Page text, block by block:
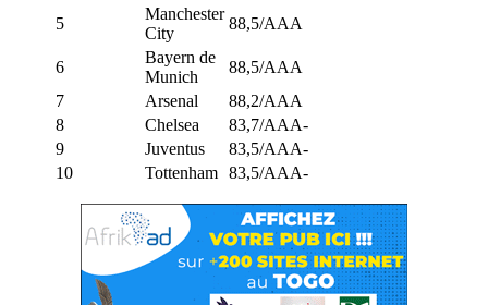
5
Manchester
City
88,5/AAA
6
Bayern de
Munich
88,5/AAA
7
Arsenal
88,2/AAA
8
Chelsea
83,7/AAA-
9
Juventus
83,5/AAA-
10
Tottenham 83,5/AAA-